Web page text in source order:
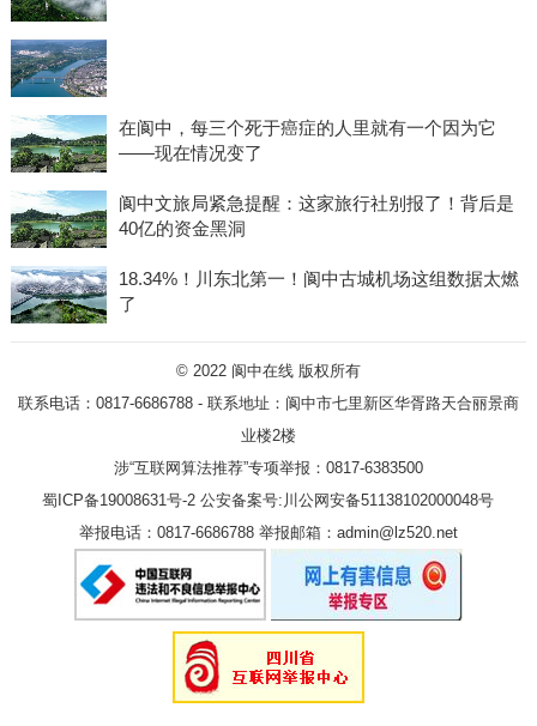
在阆中，每三个死于癌症的人里就有一个因为它
——现在情况变了
阆中文旅局紧急提醒：这家旅行社别报了！背后是
40亿的资金黑洞
18.34%！川东北第一！阆中古城机场这组数据太燃
了
© 2022 阆中在线版权所有
联系电话：0817-6686788 - 联系地址：阆中市七里新区华胥路天合丽景商
业楼2楼
涉“互联网算法推荐”专项举报：0817-6383500
蜀ICP备19008631号-2 公安备案号:川公网安备51138102000048号
举报电话：0817-6686788 举报邮箱：admin@lz520.net